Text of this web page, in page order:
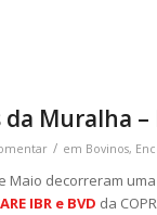
Muralha –
/ em Bovinos,
Maio decorreram
IBR e BVD da